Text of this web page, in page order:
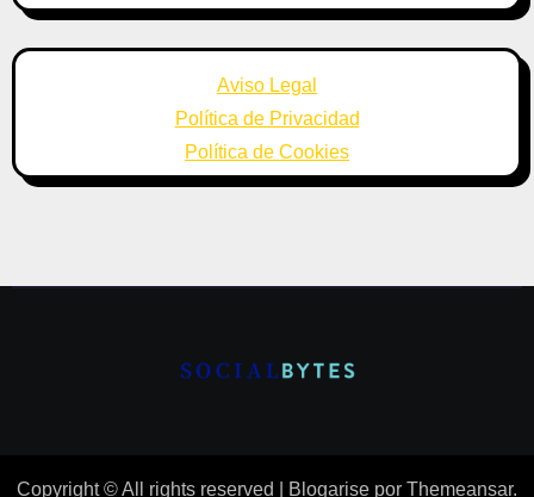
Aviso Legal
Política de Privacidad
Política de Cookies
Copyright © All rights reserved Blogarise por Themeansar.